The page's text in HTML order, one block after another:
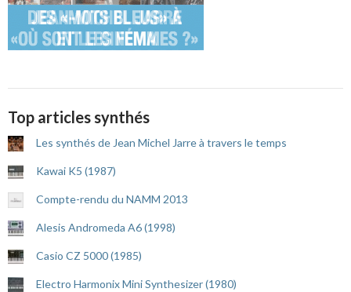
Top articles synthés
Les synthés de Jean Michel Jarre à travers le temps
Kawai K5 (1987)
Compte-rendu du NAMM 2013
Alesis Andromeda A6 (1998)
Casio CZ 5000 (1985)
Electro Harmonix Mini Synthesizer (1980)